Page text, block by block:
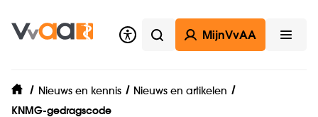
Zoeken
MijnVvAA
home
Nieuws en kennis
Nieuws en artikelen
KNMG-gedragscode